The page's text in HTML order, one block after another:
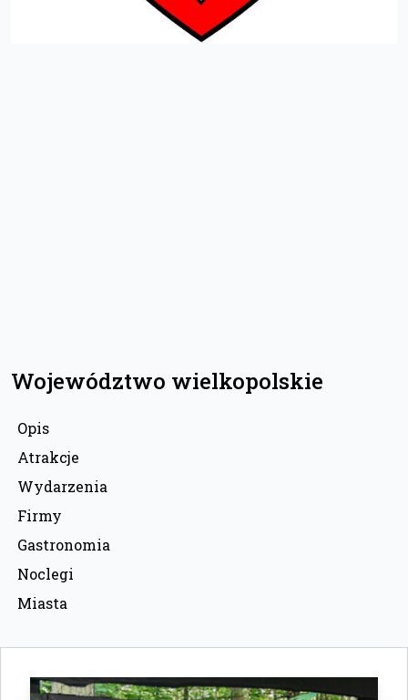
Województwo wielkopolskie
Opis
Atrakcje
Wydarzenia
Firmy
Gastronomia
Noclegi
Miasta